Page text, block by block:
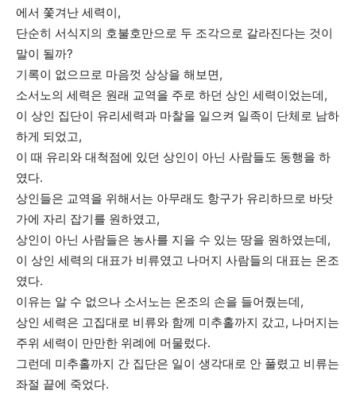
에서 쫓겨난 세력이,
단순히 서식지의 호불호만으로 두 조각으로 갈라진다는 것이
말이 될까?
기록이 없으므로 마음껏 상상을 해보면,
소서노의 세력은 원래 교역을 주로 하던 상인 세력이었는데,
이 상인 집단이 유리세력과 마찰을 일으켜 일족이 단체로 남하
하게 되었고,
이 때 유리와 대척점에 있던 상인이 아닌 사람들도 동행을 하
였다.
상인들은 교역을 위해서는 아무래도 항구가 유리하므로 바닷
가에 자리 잡기를 원하였고,
상인이 아닌 사람들은 농사를 지을 수 있는 땅을 원하였는데,
이 상인 세력의 대표가 비류였고 나머지 사람들의 대표는 온조
였다.
이유는 알 수 없으나 소서노는 온조의 손을 들어줬는데,
상인 세력은 고집대로 비류와 함께 미추홀까지 갔고, 나머지는
주위 세력이 만만한 위례에 머물렀다.
그런데 미추홀까지 간 집단은 일이 생각대로 안 풀렸고 비류는
좌절 끝에 죽었다.